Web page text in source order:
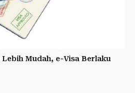
Mudah, e-Visa Berlaku